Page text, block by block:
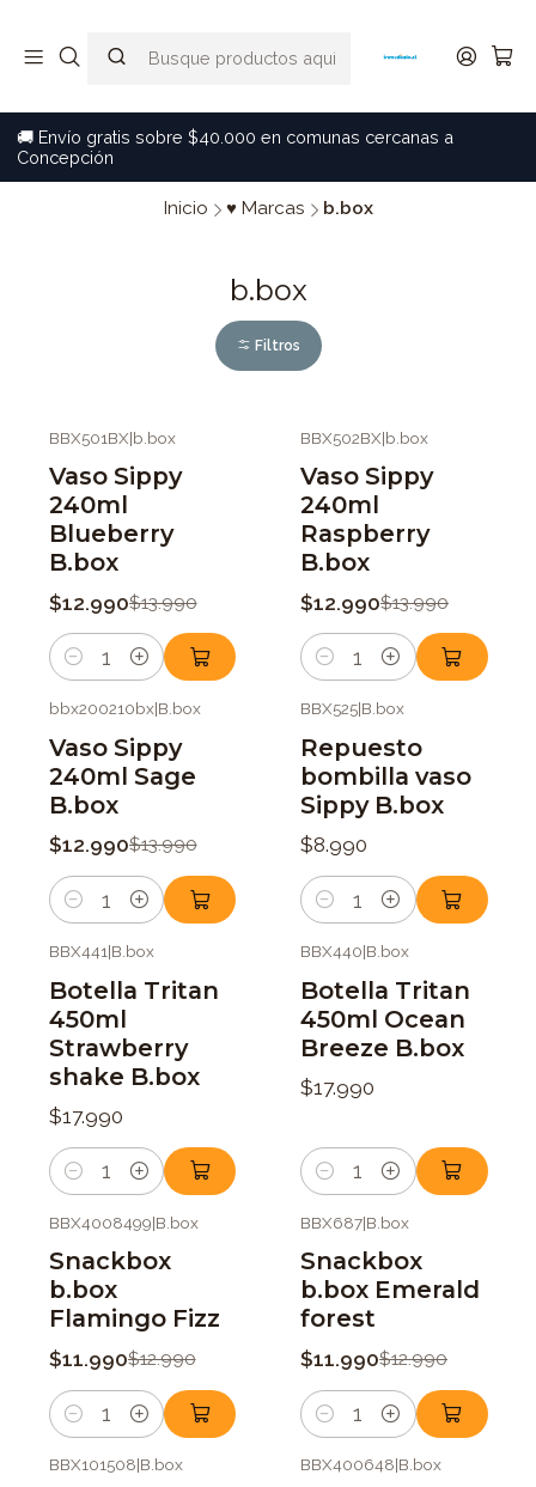
🚚 Envío gratis sobre $40.000 en comunas cercanas a
Concepción
Inicio ♥ Marcas b.box
b.box
Filtros
BBX501BX|b.box
Vaso Sippy
240ml
Blueberry
B.box
$12.990$13.990
Cantidad
BBX502BX|b.box
Vaso Sippy
240ml
Raspberry
B.box
$12.990$13.990
Cantidad
bbx200210bx|B.box
Vaso Sippy
240ml Sage
B.box
$12.990$13.990
Cantidad
BBX525|B.box
Repuesto
bombilla vaso
Sippy B.box
$8.990
Cantidad
BBX441|B.box
Botella Tritan
450ml
Strawberry
shake B.box
$17.990
Cantidad
BBX440|B.box
Botella Tritan
450ml Ocean
Breeze B.box
$17.990
Cantidad
BBX4008499|B.box
Snackbox
b.box
Flamingo Fizz
$11.990$12.990
Cantidad
BBX687|B.box
Snackbox
b.box Emerald
forest
$11.990$12.990
Cantidad
BBX101508|B.box BBX400648|B.box